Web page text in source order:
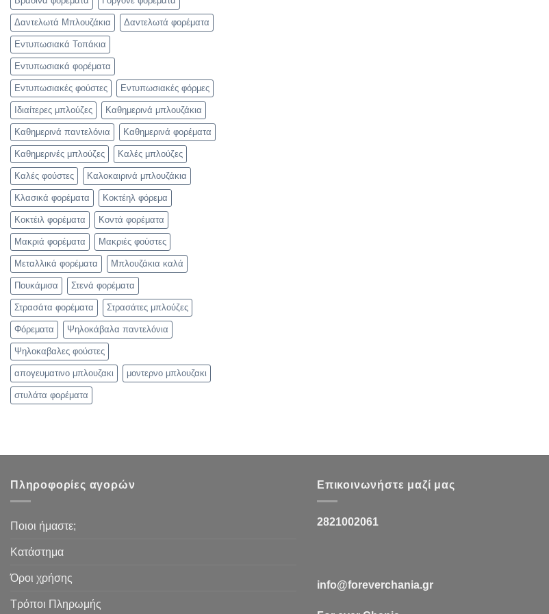
Δαντελωτά Μπλουζάκια Δαντελωτά φορέματα
Εντυπωσιακά Τοπάκια
Εντυπωσιακά φορέματα
Εντυπωσιακές φούστες Εντυπωσιακές φόρμες
Ιδιαίτερες μπλούζες Καθημερινά μπλουζάκια
Καθημερινά παντελόνια Καθημερινά φορέματα
Καθημερινές μπλούζες Καλές μπλούζες
Καλές φούστες Καλοκαιρινά μπλουζάκια
Κλασικά φορέματα Κοκτέηλ φόρεμα
Κοκτέιλ φορέματα Κοντά φορέματα
Μακριά φορέματα Μακριές φούστες
Μεταλλικά φορέματα Μπλουζάκια καλά
Πουκάμισα Στενά φορέματα
Στρασάτα φορέματα Στρασάτες μπλούζες
Φόρεματα Ψηλοκάβαλα παντελόνια
Ψηλοκαβαλες φούστες
απογευματινο μπλουζακι μοντερνο μπλουζακι
στυλάτα φορέματα
Πληροφορίες αγορών
Ποιοι ήμαστε;
Κατάστημα
Όροι χρήσης
Τρόποι Πληρωμής
Επικοινωνήστε μαζί μας
2821002061
info@foreverchania.gr